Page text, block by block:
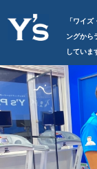
「ワイ
ングから
していま